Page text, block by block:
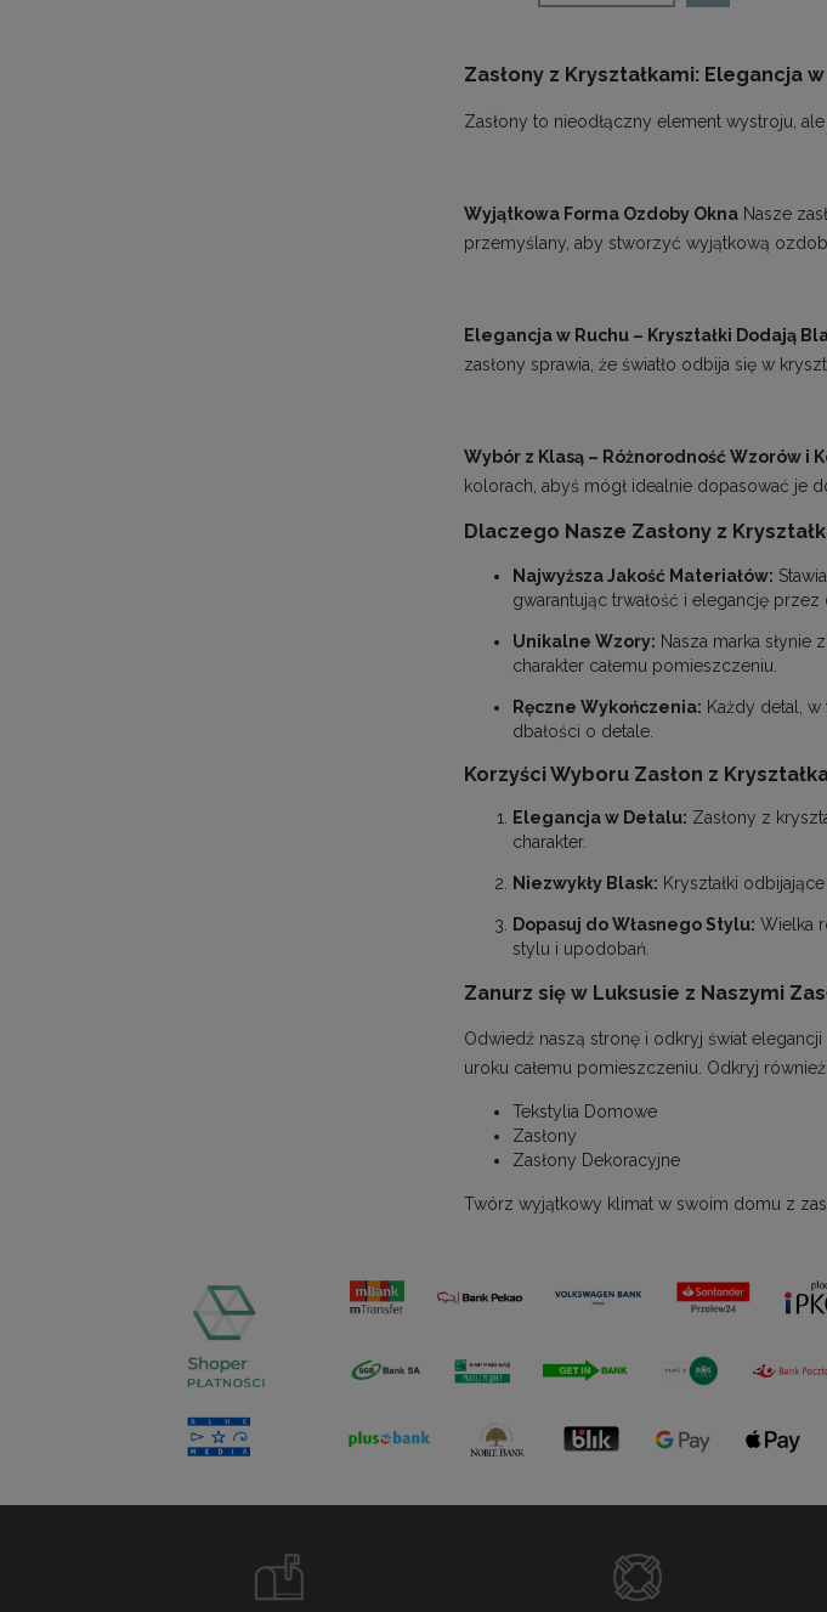
Zasłony z Kryształkami: Elegancja
Zasłony to nieodłączny element wystroju,
Wyjątkowa Forma Ozdoby Okna Nasze
przemyślany, aby stworzyć wyjątkową
Elegancja w Ruchu – Kryształki Dodają
zasłony sprawia, że światło odbija się w
Wybór z Klasą – Różnorodność Wzorów i
kolorach, abyś mógł idealnie dopasować je
Dlaczego Nasze Zasłony z
Najwyższa Jakość Materiałów:
gwarantując trwałość i elegancję przez
Unikalne Wzory: Nasza marka
charakter całemu pomieszczeniu.
Ręczne Wykończenia: Każdy detal,
dbałości o detale.
Korzyści Wyboru Zasłon z
Elegancja w Detalu: Zasłony z
charakter.
Niezwykły Blask: Kryształki
Dopasuj do Własnego Stylu: Wielka
stylu i upodobań.
Zanurz się w Luksusie z Naszymi
Odwiedź naszą stronę i odkryj świat elegancji
uroku całemu pomieszczeniu. Odkryj
Tekstylia Domowe
Zasłony
Zasłony Dekoracyjne
Twórz wyjątkowy klimat w swoim domu z